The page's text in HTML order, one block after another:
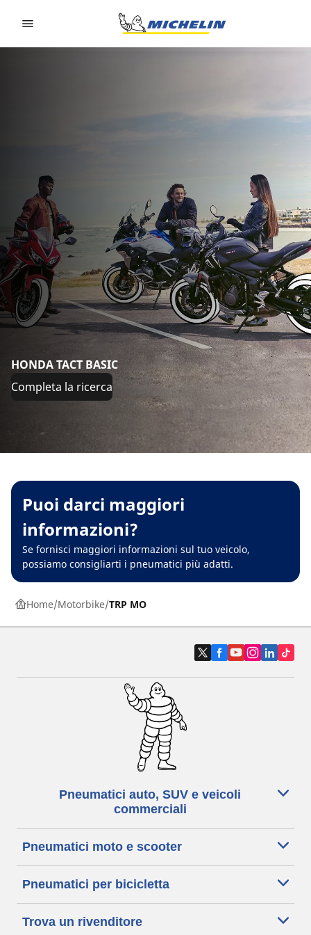
HONDA TACT BASIC
Completa la ricerca
Puoi darci maggiori
informazioni?
Se fornisci maggiori informazioni sul tuo veicolo,
possiamo consigliarti i pneumatici più adatti.
Home Motorbike TRP MO
Pneumatici auto, SUV e veicoli
commerciali
Pneumatici moto e scooter
Pneumatici per bicicletta
Trova un rivenditore